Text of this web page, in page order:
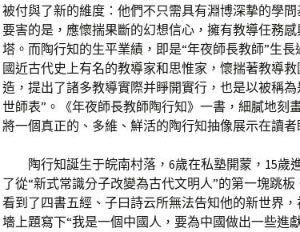
被付與了新的維度：他們不只需具有淵博深摯的學
要害的是，應懷揣果斷的幻想信心，擁有教導任務
塔。而陶行知的生平業績，即是“年夜師長教師”生
國近古代史上有名的教導家和思惟家，懷揣著教導
造，提出了諸多教導實際并睜開實行，也是以被稱
世師表”。《年夜師長教師陶行知》一書，細膩地刻
將一個真正的、多維、鮮活的陶行知抽像展示在讀者
陶行知誕生于皖南村落，6歲在私塾開蒙，15歲
了從“新式常識分子改變為古代文明人”的第一塊跳
看到了四書五經、子曰詩云所無法告知他的新世界
墻上題寫下“我是一個中國人，要為中國做出一些進